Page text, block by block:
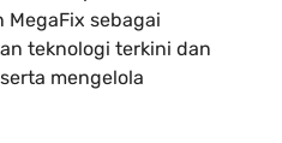
MegaFix sebagai
teknologi terkini dan
mengelola